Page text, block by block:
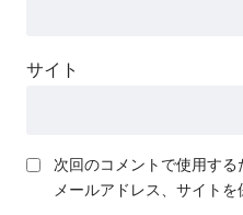
サイト
次回のコメントで使用する
メールアドレス、サイトを